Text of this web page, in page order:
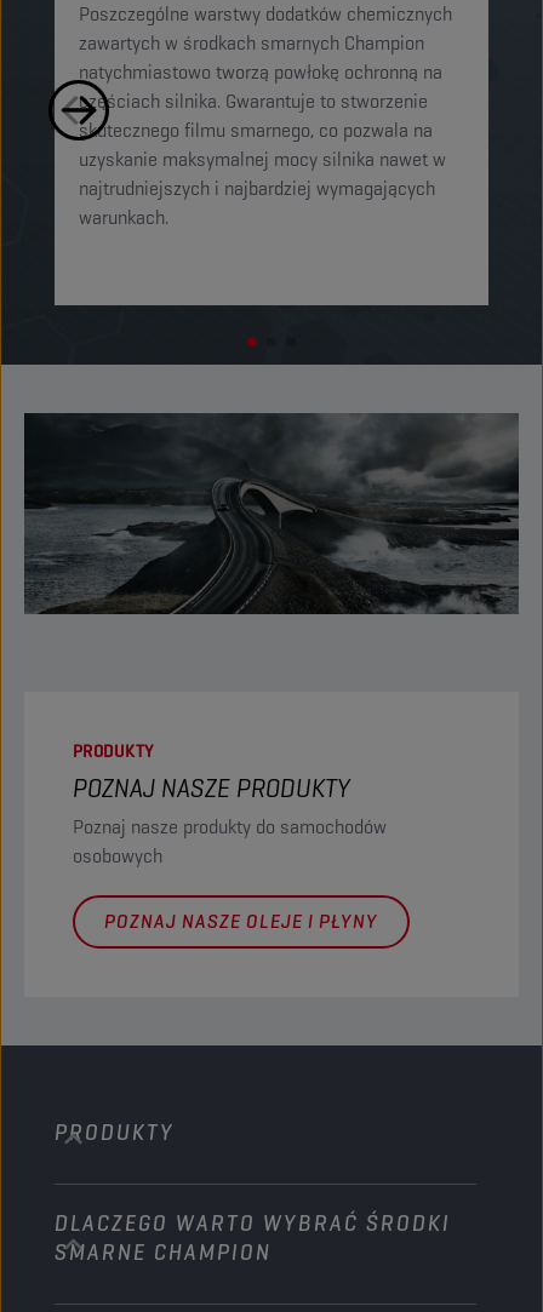
Poszczególne warstwy dodatków chemicznych
zawartych w środkach smarnych Champion
natychmiastowo tworzą powłokę ochronną na
częściach silnika. Gwarantuje to stworzenie
skutecznego filmu smarnego, co pozwala na
uzyskanie maksymalnej mocy silnika nawet w
najtrudniejszych i najbardziej wymagających
warunkach.
PRODUKTY
POZNAJ NASZE PRODUKTY
Poznaj nasze produkty do samochodów
osobowych
POZNAJ NASZE OLEJE I PŁYNY
PRODUKTY
Samochody osobowe
DLACZEGO WARTO WYBRAĆ ŚRODKI
SMARNE CHAMPION